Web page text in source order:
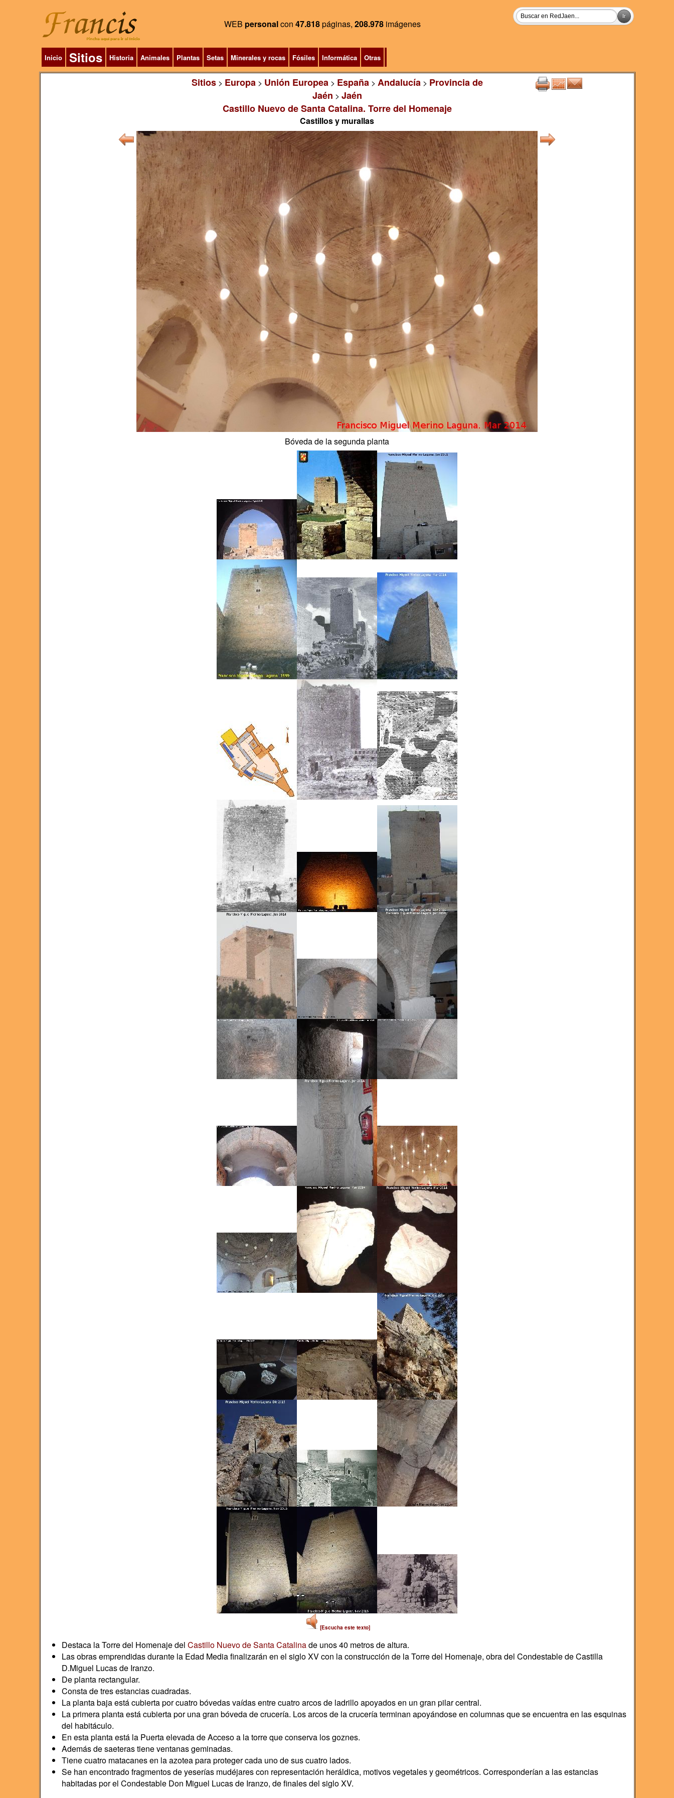
WEB personalcon 47.818páginas, 208.978 imágenes
Inicio Sitios Historia Animales Plantas Setas Minerales y rocas Fósiles Informática Otras
Sitios> Europa> Unión Europea> España> Andalucía> Provincia de
Jaén > Jaén
Castillo Nuevo de Santa Catalina. Torre del Homenaje
Castillos y murallas
Bóveda de la segunda planta
[Escucha este texto]
Destaca la Torre del Homenaje del Castillo Nuevo de Santa Catalinade unos 40 metros de altura.
Las obras emprendidas durante la Edad Media finalizarán en el siglo XV con la construcción de la Torre del Homenaje, obra del Condestable de Castilla
D.Miguel Lucas de Iranzo.
De planta rectangular.
Consta de tres estancias cuadradas.
La planta baja está cubierta por cuatro bóvedas vaídas entre cuatro arcos de ladrillo apoyados en un gran pilar central.
La primera planta está cubierta por una gran bóveda de crucería. Los arcos de la crucería terminan apoyándose en columnas que se encuentra en las esquinas
del habitáculo.
En esta planta está la Puerta elevada de Acceso a la torre que conserva los goznes.
Además de saeteras tiene ventanas geminadas.
Tiene cuatro matacanes en la azotea para proteger cada uno de sus cuatro lados.
Se han encontrado fragmentos de yeserías mudéjares con representación heráldica, motivos vegetales y geométricos. Corresponderían a las estancias
habitadas por el Condestable Don Miguel Lucas de Iranzo, de finales del siglo XV.